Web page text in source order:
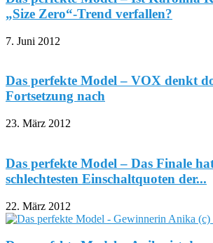
„Size Zero“-Trend verfallen?
7. Juni 2012
Das perfekte Model – VOX denkt
Fortsetzung nach
23. März 2012
Das perfekte Model – Das Finale
schlechtesten Einschaltquoten der...
22. März 2012